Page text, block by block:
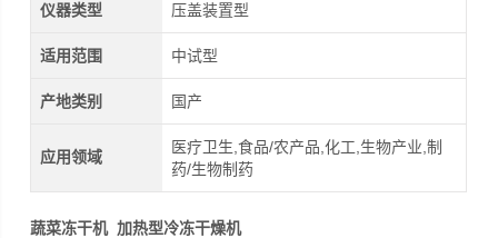
仪器类型 压盖装置型
适用范围 中试型
产地类别 国产
应用领域
医疗卫生,食品/农产品,化工,生物产业,制
药/生物制药
蔬菜冻干机 加热型冷冻干燥机